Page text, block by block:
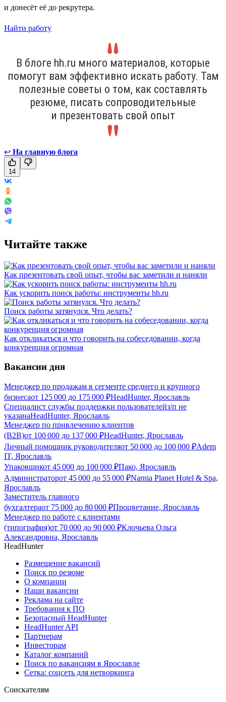
и донесёт её до рекрутера.
Найти работу
В блоге hh.ru много материалов, которые
помогут вам эффективно искать работу. Там
полезные советы о том, как составлять
резюме, писать сопроводительные
и презентовать свой опыт
↩ На главную блога
14
Читайте также
Как презентовать свой опыт, чтобы вас заметили и наняли
Как ускорить поиск работы: инструменты hh.ru
Поиск работы затянулся. Что делать?
Как откликаться и что говорить на собеседовании, когда
конкуренция огромная
Вакансии дня
Менеджер по продажам в сегменте среднего и крупного
бизнесаот 125 000 до 175 000 ₽HeadHunter, Ярославль
Специалист службы поддержки пользователейз/п не
указанаHeadHunter, Ярославль
Менеджер по привлечению клиентов
(B2B)от 100 000 до 137 000 ₽HeadHunter, Ярославль
Личный помощник руководителяот 50 000 до 100 000 ₽Adem
IT, Ярославль
Упаковщикот 45 000 до 100 000 ₽Пако, Ярославль
Администраторот 45 000 до 55 000 ₽Narnia Planet Hotel & Spa,
Ярославль
Заместитель главного
бухгалтераот 75 000 до 80 000 ₽Процветание, Ярославль
Менеджер по работе с клиентами
(типография)от 70 000 до 90 000 ₽Клочьева Ольга
Александровна, Ярославль
HeadHunter
Размещение вакансий
Поиск по резюме
О компании
Наши вакансии
Реклама на сайте
Требования к ПО
Безопасный HeadHunter
HeadHunter API
Партнерам
Инвесторам
Каталог компаний
Поиск по вакансиям в Ярославле
Сетка: соцсеть для нетворкинга
Соискателям